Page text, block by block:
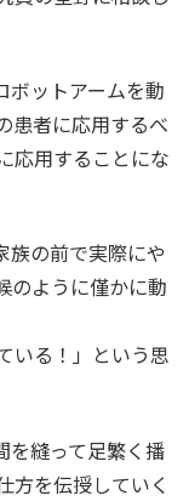
ボットアームを動
患者に応用するべ
応用することにな
族の前で実際にや
のように僅かに動
いる！」という思
を縫って足繁く播
方を伝授していく